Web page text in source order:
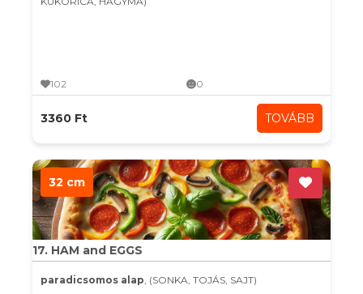
102 0
3360 Ft TOVÁBB
32 cm
17. HAM and EGGS
paradicsomos alap, (SONKA, TOJÁS, SAJT)